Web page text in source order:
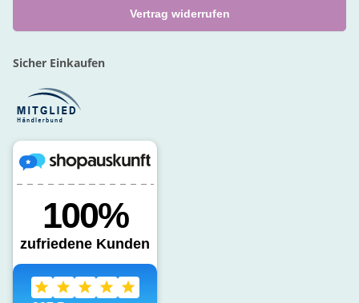
Vertrag widerrufen
Sicher Einkaufen